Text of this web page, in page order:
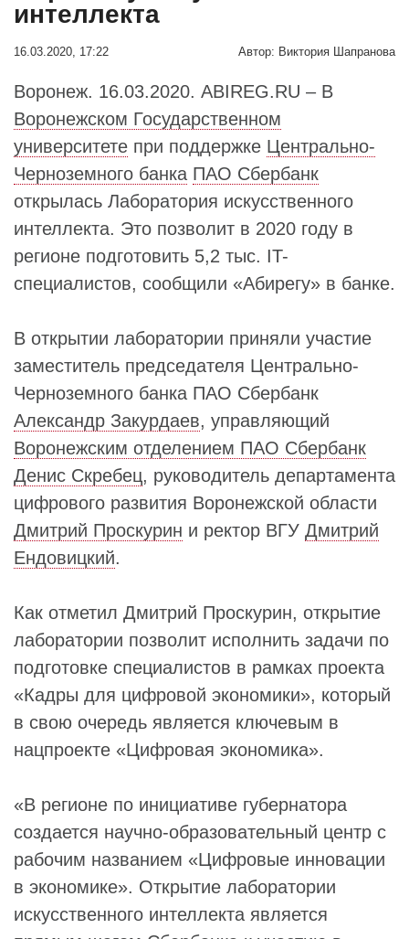
интеллекта
16.03.2020, 17:22 Автор: Виктория Шапранова
Воронеж. 16.03.2020. ABIREG.RU – В
Воронежском Государственном
университете при поддержке Центрально-
Черноземного банка ПАО Сбербанк
открылась Лаборатория искусственного
интеллекта. Это позволит в 2020 году в
регионе подготовить 5,2 тыс. IT-
специалистов, сообщили «Абирегу» в банке.
В открытии лаборатории приняли участие
заместитель председателя Центрально-
Черноземного банка ПАО Сбербанк
Александр Закурдаев, управляющий
Воронежским отделением ПАО Сбербанк
Денис Скребец, руководитель департамента
цифрового развития Воронежской области
Дмитрий Проскурин и ректор ВГУ Дмитрий
Ендовицкий.
Как отметил Дмитрий Проскурин, открытие
лаборатории позволит исполнить задачи по
подготовке специалистов в рамках проекта
«Кадры для цифровой экономики», который
в свою очередь является ключевым в
нацпроекте «Цифровая экономика».
«В регионе по инициативе губернатора
создается научно-образовательный центр с
рабочим названием «Цифровые инновации
в экономике». Открытие лаборатории
искусственного интеллекта является